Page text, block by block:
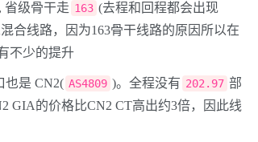
省级骨干走 163 (去程和回程都会出现
合线路，因为163骨干线路的原因所以在
不少的提升
也是 CN2( AS4809 )。全程没有 202.97 部
GIA的价格比CN2 CT高出约3倍，因此线